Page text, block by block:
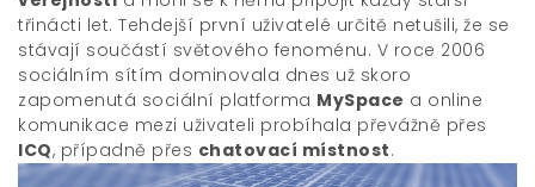
třinácti let. Tehdejší první uživatelé určitě netušili, že se
stávají součástí světového fenoménu. V roce 2006
sociálním sítím dominovala dnes už skoro
zapomenutá sociální platforma MySpace a online
komunikace mezi uživateli probíhala převážně přes
ICQ, případně přes chatovací místnost.